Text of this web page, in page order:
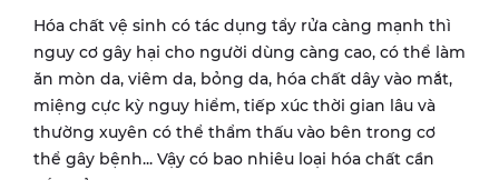
Hóa chất vệ sinh có tác dụng tẩy rửa càng mạnh thì
nguy cơ gây hại cho người dùng càng cao, có thể làm
ăn mòn da, viêm da, bỏng da, hóa chất dây vào mắt,
miệng cực kỳ nguy hiểm, tiếp xúc thời gian lâu và
thường xuyên có thể thẩm thấu vào bên trong cơ
thể gây bệnh... Vậy có bao nhiêu loại hóa chất cần